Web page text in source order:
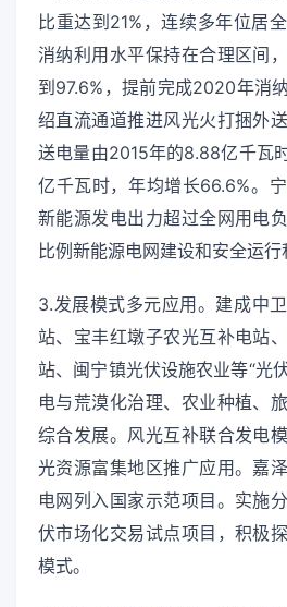
比重达到21%，连续多年位居
消纳利用水平保持在合理区间
到97.6%，提前完成2020年消
绍直流通道推进风光火打捆外
送电量由2015年的8.88亿千瓦
亿千瓦时，年均增长66.6%。
新能源发电出力超过全网用电
比例新能源电网建设和安全运行
3.发展模式多元应用。建成中
站、宝丰红墩子农光互补电站
站、闽宁镇光伏设施农业等“光
电与荒漠化治理、农业种植、
综合发展。风光互补联合发电
光资源富集地区推广应用。嘉
电网列入国家示范项目。实施
伏市场化交易试点项目，积极
模式。